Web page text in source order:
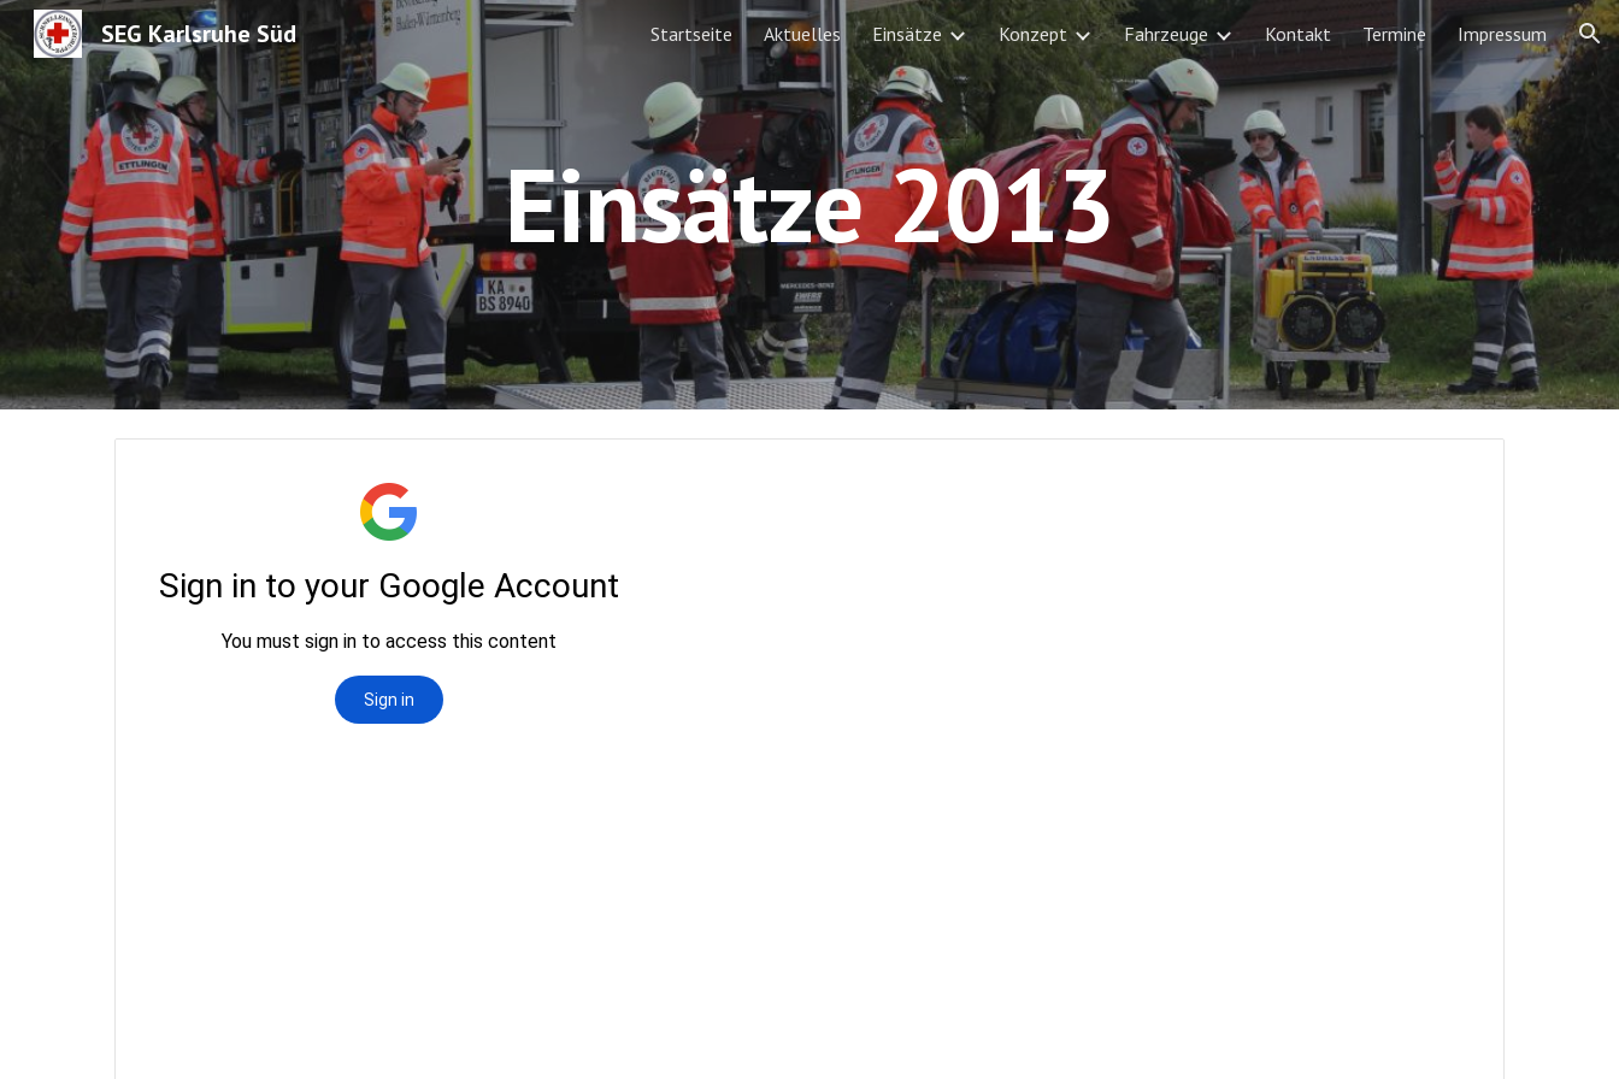
Skip to main content Skip to navigation
SEG Karlsruhe Süd Startseite Aktuelles Einsätze Konzept Fahrzeuge Kontakt Termine Impressum
Einsätze 2013